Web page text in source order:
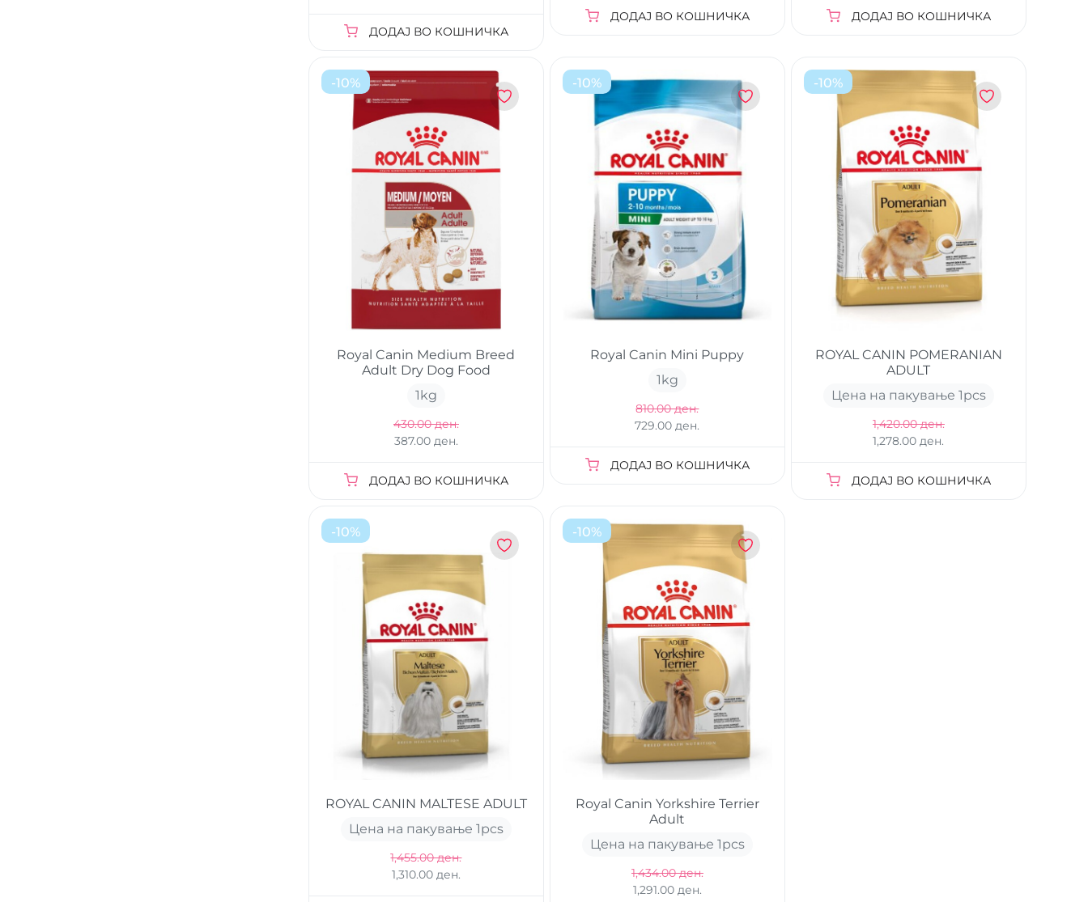
ДОДАЈ ВО КОШНИЧКА
ДОДАЈ ВО КОШНИЧКА ДОДАЈ ВО КОШНИЧКА
-10%
Royal Canin Medium Breed
Adult Dry Dog Food
1 kg
430.00 ден.
387.00 ден.
ДОДАЈ ВО КОШНИЧКА
-10%
Royal Canin Mini Puppy
1 kg
810.00 ден.
729.00 ден.
ДОДАЈ ВО КОШНИЧКА
-10%
ROYAL CANIN POMERANIAN
ADULT
Цена на пакување 1pcs
1,420.00 ден.
1,278.00 ден.
ДОДАЈ ВО КОШНИЧКА
-10%
ROYAL CANIN MALTESE ADULT
Цена на пакување 1pcs
1,455.00 ден.
1,310.00 ден.
-10%
Royal Canin Yorkshire Terrier
Adult
Цена на пакување 1pcs
1,434.00 ден.
1,291.00 ден.